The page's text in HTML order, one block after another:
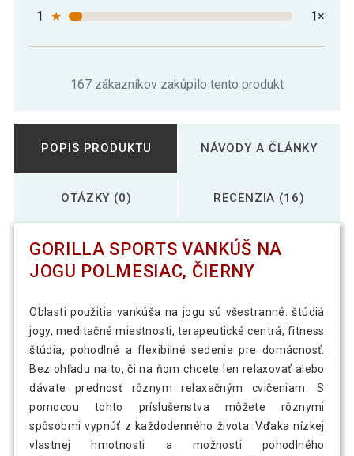
1
★ 1×
167 zákazníkov zakúpilo tento produkt
POPIS PRODUKTU NÁVODY A ČLÁNKY
OTÁZKY (0) RECENZIA (16)
GORILLA SPORTS VANKÚŠ NA
JOGU POLMESIAC, ČIERNY
Oblasti použitia vankúša na jogu sú všestranné: štúdiá
jogy, meditačné miestnosti, terapeutické centrá, fitness
štúdia, pohodlné a flexibilné sedenie pre domácnosť.
Bez ohľadu na to, či na ňom chcete len relaxovať alebo
dávate prednosť rôznym relaxačným cvičeniam. S
pomocou tohto príslušenstva môžete rôznymi
spôsobmi vypnúť z každodenného života. Vďaka nízkej
vlastnej hmotnosti a možnosti pohodlného